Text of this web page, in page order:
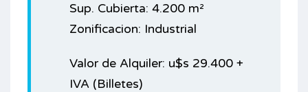
Sup. Cubierta: 4.200 m²
Zonificacion: Industrial
Valor de Alquiler: u$s 29.400 +
IVA (Billetes)